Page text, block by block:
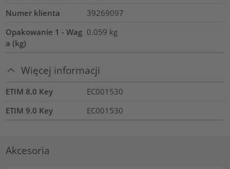
Numer klienta
39269097
Opakowanie 1 - Wag
a (kg)
0.059 kg
Więcej informacji
ETIM 8.0 Key
EC001530
ETIM 9.0 Key
EC001530
Akcesoria